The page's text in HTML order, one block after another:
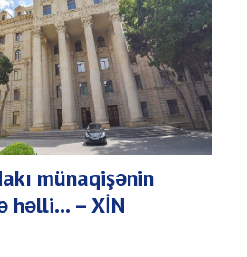
münaqişənin
həlli... – XİN